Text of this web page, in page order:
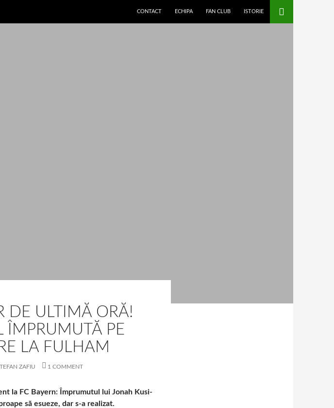
CONTACT ECHIPA FAN CLUB ISTORIE
DE ULTIMĂ ORĂ!
ÎMPRUMUTĂ PE
LA FULHAM
ZAFIU 1 COMMENT
la FC Bayern: Împrumutul lui Jonah Kusi-
să esueze, dar s-a realizat.